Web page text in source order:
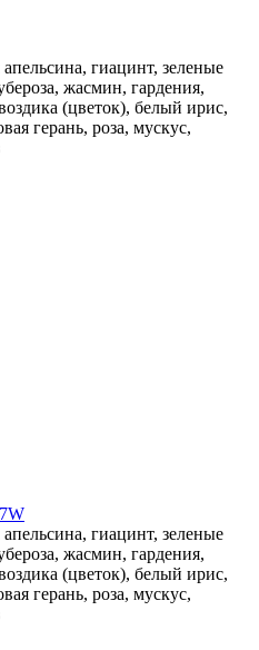
гиацинт, зеленые
жасмин, гардения,
(цветок), белый ирис,
герань, роза, мускус,
гиацинт, зеленые
жасмин, гардения,
(цветок), белый ирис,
герань, роза, мускус,